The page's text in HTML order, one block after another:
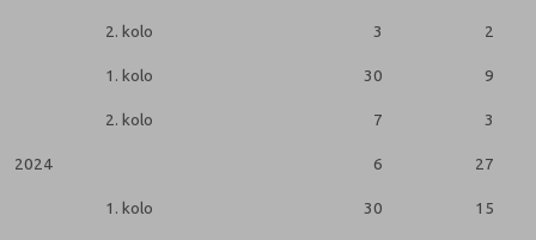
2. kolo 3 2
1. kolo 30 9
2. kolo 7 3
2024 6 27
1. kolo 30 15